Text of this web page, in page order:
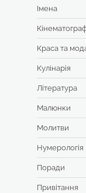
Імена
Краса та
Кулінарія
Література
Малюнки
Молитви
Нумерологія
Поради
Привітання